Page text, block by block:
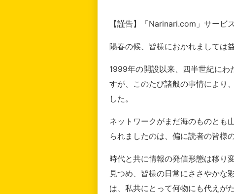
【謹告】「Narinari.com」サービ
陽春の候、皆様におかれましては
1999年の開設以来、四半世紀にわ
すが、このたび諸般の事情により
した。
ネットワークがまだ海のものとも
られましたのは、偏に読者の皆様
時代と共に情報の発信形態は移り
見つめ、皆様の日常にささやかな
は、私共にとって何物にも代えが